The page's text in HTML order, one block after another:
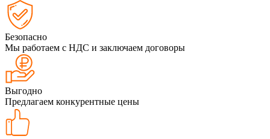
Безопасно
Мы работаем с НДС и заключаем договоры
Выгодно
Предлагаем конкурентные цены